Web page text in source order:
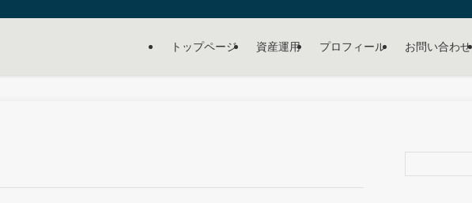
トップページ 資産運用 プロフィール お問い合わせ